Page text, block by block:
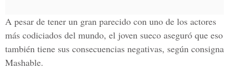
A pesar de tener un gran parecido con uno de los actores
más codiciados del mundo, el joven sueco aseguró que eso
también tiene sus consecuencias negativas, según consigna
Mashable.